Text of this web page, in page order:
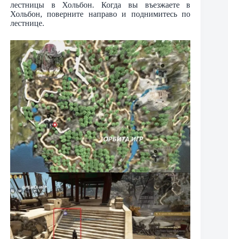
лестницы в Хольбон. Когда вы въезжаете в
Хольбон, поверните направо и поднимитесь по
лестнице.